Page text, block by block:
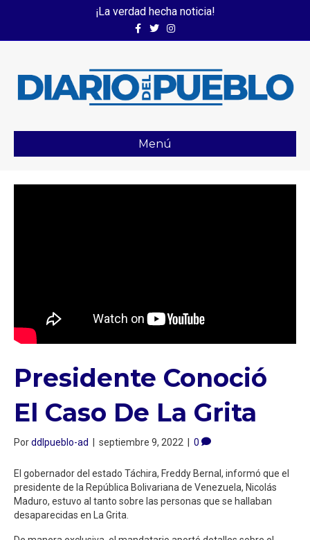
¡La verdad hecha noticia!
FacebookTwitterInstagram
Menú
Presidente Conoció
El Caso De La Grita
Porddlpueblo-ad septiembre 9, 2022 0
El gobernador del estado Táchira, Freddy Bernal, informó que el
presidente de la República Bolivariana de Venezuela, Nicolás
Maduro, estuvo al tanto sobre las personas que se hallaban
desaparecidas en La Grita.